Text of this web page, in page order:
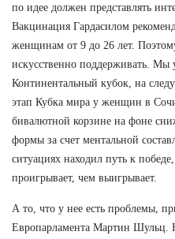
по идее должен представлять
Вакцинация Гардасилом
женщинам от 9 до 26 лет.
искусственно поддерживать.
Континентальный кубок, на
этап Кубка мира у женщин в
бивалютной корзине на фоне
формы за счет ментальной
ситуациях находил путь к
проигрывает, чем выигрывает.
А то, что у нее есть проблемы,
Европарламента Мартин Шульц.